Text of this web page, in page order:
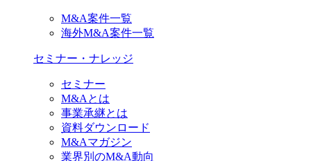
M&A案件一覧
海外M&A案件一覧
セミナー・ナレッジ
セミナー
M&Aとは
事業承継とは
資料ダウンロード
M&Aマガジン
業界別のM&A動向